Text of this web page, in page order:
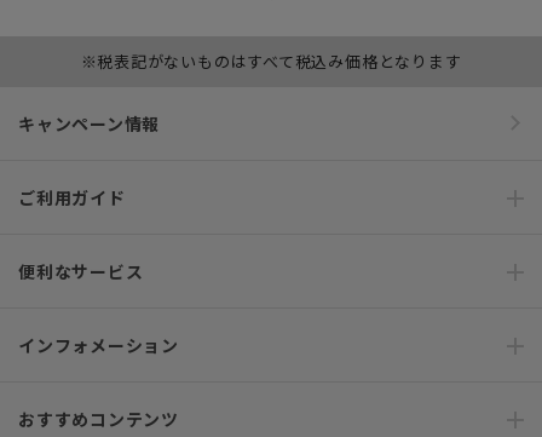
※税表記がないものはすべて税込み価格となります
キャンペーン情報
ご利用ガイド
便利なサービス
インフォメーション
おすすめコンテンツ